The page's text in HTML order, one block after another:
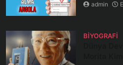
admin
BIYOGRAFI